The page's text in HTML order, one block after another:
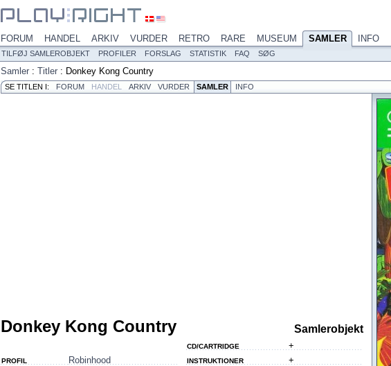
FORUM HANDEL ARKIV VURDER RETRO RARE MUSEUM SAMLER INFO
TILFØJ SAMLEROBJEKT PROFILER FORSLAG STATISTIK FAQ SØG
Samler : Titler : Donkey Kong Country
SE TITLEN I: FORUM HANDEL ARKIV VURDER SAMLER INFO
Donkey Kong Country Samlerobjekt
PROFIL Robinhood
CD/CARTRIDGE +
INSTRUKTIONER +